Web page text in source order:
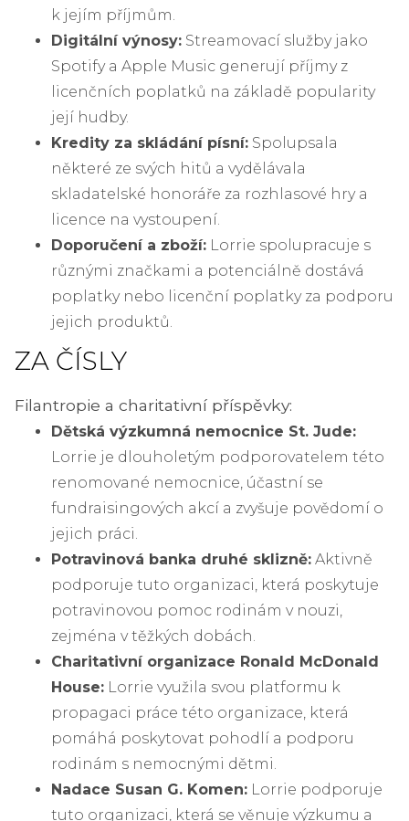
k jejím příjmům.
Digitální výnosy: Streamovací služby jako
Spotify a Apple Music generují příjmy z
licenčních poplatků na základě popularity
její hudby.
Kredity za skládání písní: Spolupsala
některé ze svých hitů a vydělávala
skladatelské honoráře za rozhlasové hry a
licence na vystoupení.
Doporučení a zboží: Lorrie spolupracuje s
různými značkami a potenciálně dostává
poplatky nebo licenční poplatky za podporu
jejich produktů.
ZA ČÍSLY
Filantropie a charitativní příspěvky:
Dětská výzkumná nemocnice St. Jude:
Lorrie je dlouholetým podporovatelem této
renomované nemocnice, účastní se
fundraisingových akcí a zvyšuje povědomí o
jejich práci.
Potravinová banka druhé sklizně: Aktivně
podporuje tuto organizaci, která poskytuje
potravinovou pomoc rodinám v nouzi,
zejména v těžkých dobách.
Charitativní organizace Ronald McDonald
House: Lorrie využila svou platformu k
propagaci práce této organizace, která
pomáhá poskytovat pohodlí a podporu
rodinám s nemocnými dětmi.
Nadace Susan G. Komen: Lorrie podporuje
tuto organizaci, která se věnuje výzkumu a